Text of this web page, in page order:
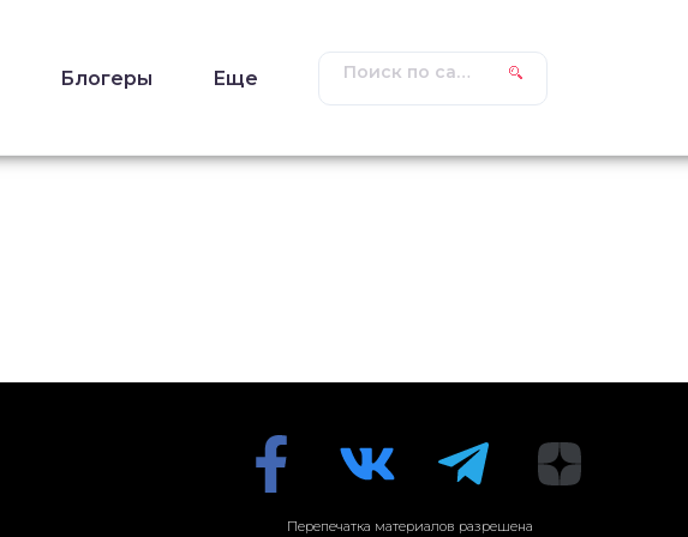
Блогеры Еще
Перепечатка материалов разрешена